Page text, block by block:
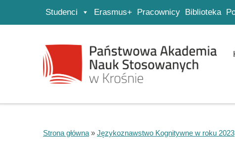
Strona główna
Przejdź do wyszukiwarki
Przejdź do menu głównego
Studenci Erasmus+ Pracownicy Biblioteka
Strona główna » Językoznawstwo Kognitywne w roku 2023